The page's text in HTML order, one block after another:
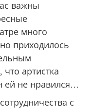
важны
много
приходилось
артистка
ей не нравился…
с